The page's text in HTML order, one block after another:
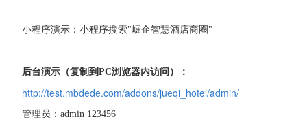
小程序演示：小程序搜索"崛企智慧酒店商圈"
后台演示（复制到PC浏览器内访问）：
http://test.mbdede.com/addons/jueqi_hotel/admin/
管理员：admin 123456